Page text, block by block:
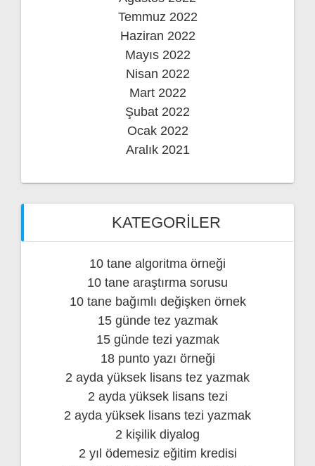
Temmuz 2022
Haziran 2022
Mayıs 2022
Nisan 2022
Mart 2022
Şubat 2022
Ocak 2022
Aralık 2021
KATEGORILER
10 tane algoritma örneği
10 tane araştırma sorusu
10 tane bağımlı değişken örnek
15 günde tez yazmak
15 günde tezi yazmak
18 punto yazı örneği
2 ayda yüksek lisans tez yazmak
2 ayda yüksek lisans tezi
2 ayda yüksek lisans tezi yazmak
2 kişilik diyalog
2 yıl ödemesiz eğitim kredisi